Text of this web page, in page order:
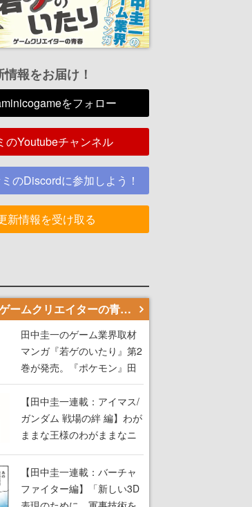
報をお届け！
をフォロー
のYoutubeチャンネル
のDiscordに参加しよう！
新情報を受け取る
若ゲのいたり〜ゲームクリエイターの青春〜
田中圭一のゲーム業界取材
マンガ『若ゲのいたり』第2
巻が発売。『ポケモン』田
尻智さん、『ゼビウス』遠
藤雅伸さんらの貴重なエピ
ソードを収録
【田中圭一連載：アイマス/
ガンダム 戦場の絆 編】わが
ままな王様のわがままなニ
ーズを満たす！──小山順一
朗が貫く姿勢に、ゲームク
リエイターとしての矜持を
見た【若ゲのいたり最終
【田中圭一連載：バーチャ
ファイター編】「新しい3D